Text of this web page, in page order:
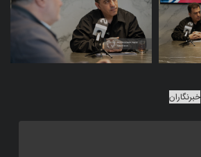
خبرنگاران